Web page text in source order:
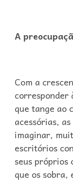
A
Com a
corresponder
que tange ao
acessórias,
imaginar,
escritórios
seus próprios
que os sobra,